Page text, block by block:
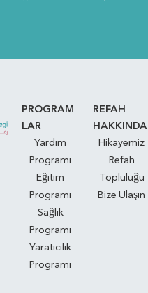
PROGRAM
LAR
Yardım
Programı
Eğitim
Programı
Sağlık
Programı
Yaratıcılık
Programı
REFAH
HAKKINDA
Hikayemiz
Refah
Topluluğu
Bize Ulaşın